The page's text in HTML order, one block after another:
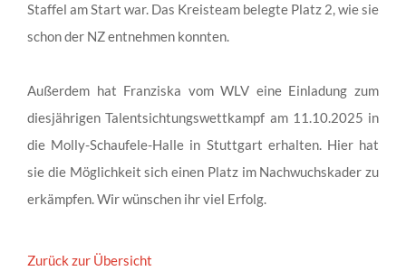
Staffel am Start war. Das Kreisteam belegte Platz 2, wie sie
schon der NZ entnehmen konnten.
Außerdem hat Franziska vom WLV eine Einladung zum
diesjährigen Talentsichtungswettkampf am 11.10.2025 in
die Molly-Schaufele-Halle in Stuttgart erhalten. Hier hat
sie die Möglichkeit sich einen Platz im Nachwuchskader zu
erkämpfen. Wir wünschen ihr viel Erfolg.
Zurück zur Übersicht